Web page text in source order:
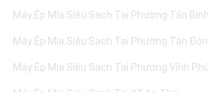
Máy Ép Mía Siêu Sạch Tại Phường Tân Bình
Máy Ép Mía Siêu Sạch Tại Phường Tân
Máy Ép Mía Siêu Sạch Tại Phường Vĩnh Phú